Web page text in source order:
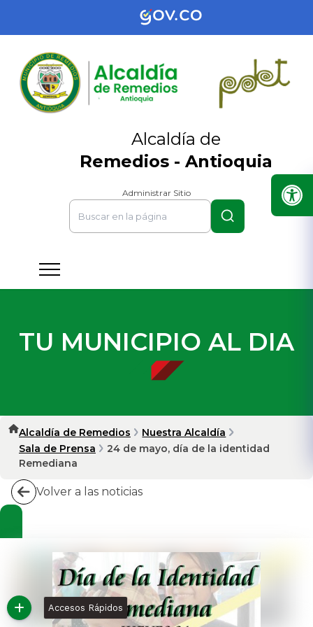
Alcaldía de
Remedios - Antioquia
Administrar Sitio
TU MUNICIPIO AL DIA
Alcaldía de Remedios
Nuestra Alcaldía
Sala de Prensa
24 de mayo, día de la identidad
Remediana
Volver a las noticias
Accesos Rápidos